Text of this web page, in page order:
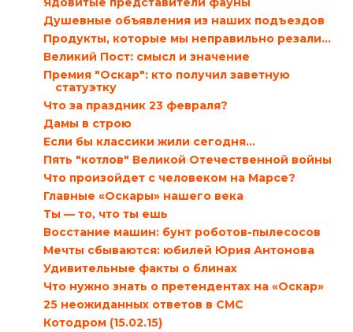
Душевные объявления из наших подъездов
Продукты, которые мы неправильно резали…
Великий Пост: смысл и значение
Премия "Оскар": кто получил заветную
статуэтку
Что за праздник 23 февраля?
Дамы в строю
Если бы классики жили сегодня…
Пять "котлов" Великой Отечественной войны
Что произойдет с человеком на Марсе?
Главные «Оскары» нашего века
Ты — то, что ты ешь
Восстание машин: бунт роботов-пылесосов
Мечты сбываются: юбилей Юрия Антонова
Удивительные факты о блинах
Что нужно знать о претендентах на «Оскар»
25 неожиданных ответов в СМС
Котодром (15.02.15)